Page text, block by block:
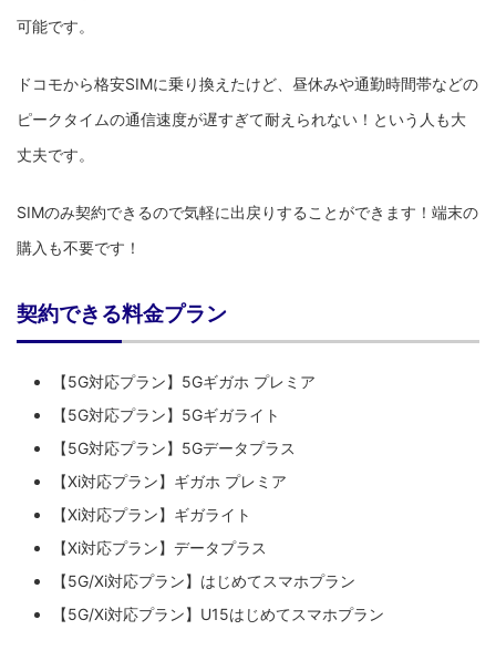
可能です。
ドコモから格安SIMに乗り換えたけど、昼休みや通勤時間帯などの
ピークタイムの通信速度が遅すぎて耐えられない！という人も大
丈夫です。
SIMのみ契約できるので気軽に出戻りすることができます！端末の
購入も不要です！
契約できる料金プラン
【5G対応プラン】5Gギガホ プレミア
【5G対応プラン】5Gギガライト
【5G対応プラン】5Gデータプラス
【Xi対応プラン】ギガホ プレミア
【Xi対応プラン】ギガライト
【Xi対応プラン】データプラス
【5G/Xi対応プラン】はじめてスマホプラン
【5G/Xi対応プラン】U15はじめてスマホプラン